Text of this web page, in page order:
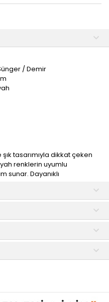
/ Demir
tasarımıyla dikkat çeken
renklerin uyumlu
sunar. Dayanıklı
veya ofis gibi birçok iç mekan
de işyeri için ideal bir
sünger kullanılmıştır.
Sırt ve ayak birbirinden